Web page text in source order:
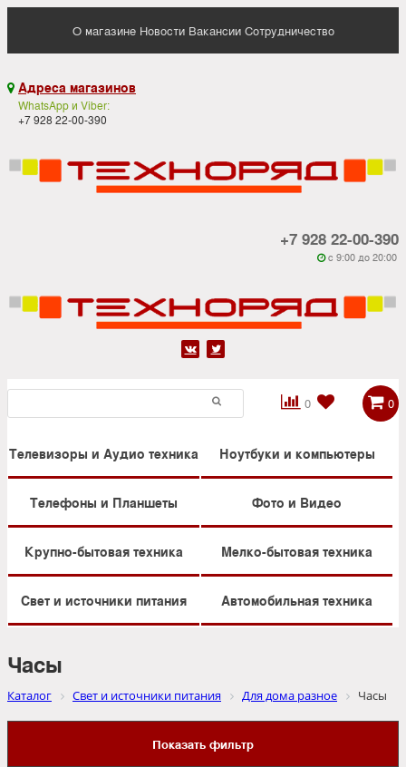
О магазине Новости Вакансии Сотрудничество
 Адреса магазинов
WhatsApp и Viber:
+7 928 22-00-390
+7 928 22-00-390
 c 9:00 до 20:00
 
0

 0
Телевизоры и Аудио техника Ноутбуки и компьютеры
Телефоны и Планшеты Фото и Видео
Крупно-бытовая техника Мелко-бытовая техника
Свет и источники питания Автомобильная техника
Часы
Каталог Свет и источники питания Для дома разное Часы
Показать фильтр